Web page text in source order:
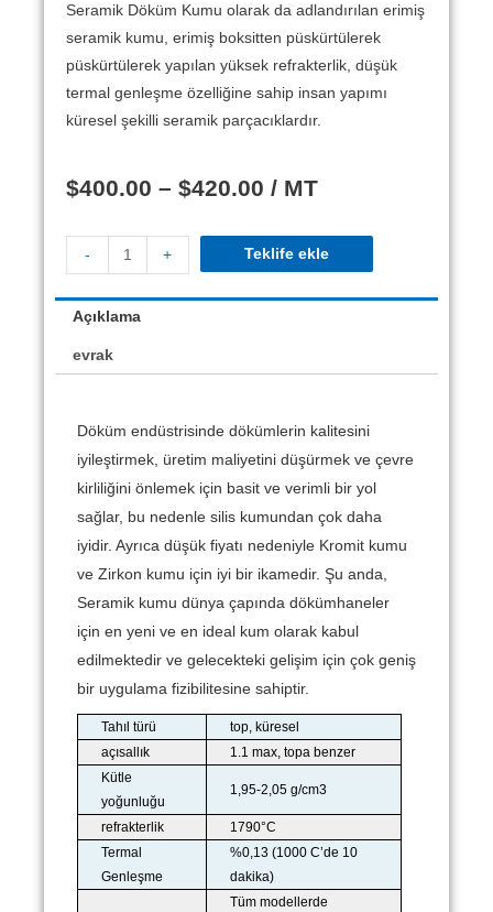
Seramik Döküm Kumu olarak da adlandırılan erimiş
seramik kumu, erimiş boksitten püskürtülerek
püskürtülerek yapılan yüksek refrakterlik, düşük
termal genleşme özelliğine sahip insan yapımı
küresel şekilli seramik parçacıklardır.
$400.00 – $420.00 / MT
- + Teklife ekle
Açıklama
evrak
Döküm endüstrisinde dökümlerin kalitesini
iyileştirmek, üretim maliyetini düşürmek ve çevre
kirliliğini önlemek için basit ve verimli bir yol
sağlar, bu nedenle silis kumundan çok daha
iyidir. Ayrıca düşük fiyatı nedeniyle Kromit kumu
ve Zirkon kumu için iyi bir ikamedir. Şu anda,
Seramik kumu dünya çapında dökümhaneler
için en yeni ve en ideal kum olarak kabul
edilmektedir ve gelecekteki gelişim için çok geniş
bir uygulama fizibilitesine sahiptir.
Tahıl türü
top, küresel
açısallık
1.1 max, topa benzer
Kütle
yoğunluğu
1,95-2,05 g/cm3
refrakterlik
1790°C
Termal
Genleşme
%0,13 (1000 C’de 10
dakika)
Tüm modellerde